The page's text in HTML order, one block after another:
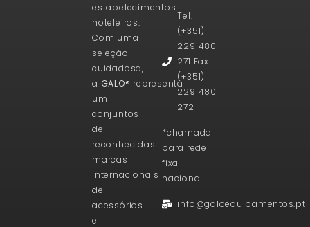
estabelecimentos
hoteleiros.
Com uma
seleção
cuidadosa,
a GALO® representa
um
conjuntos
de
reconhecidas
marcas
internacionais
de
acessórios
e
Tel.
(+351)
229 480
271 Fax.
(+351)
229 480
272
*chamada
para rede
fixa
nacional
info@galoequipamentos.pt